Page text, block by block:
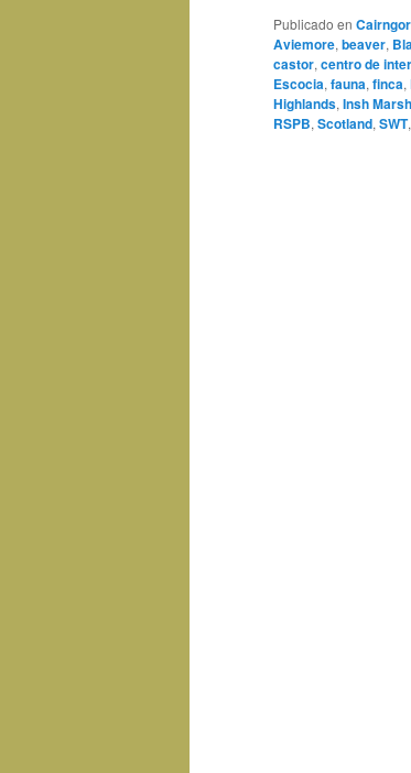
Publicado en
Aviemore, beaver,
castor, centro de
Escocia, fauna, finca,
Highlands, Insh
RSPB, Scotland, SWT,